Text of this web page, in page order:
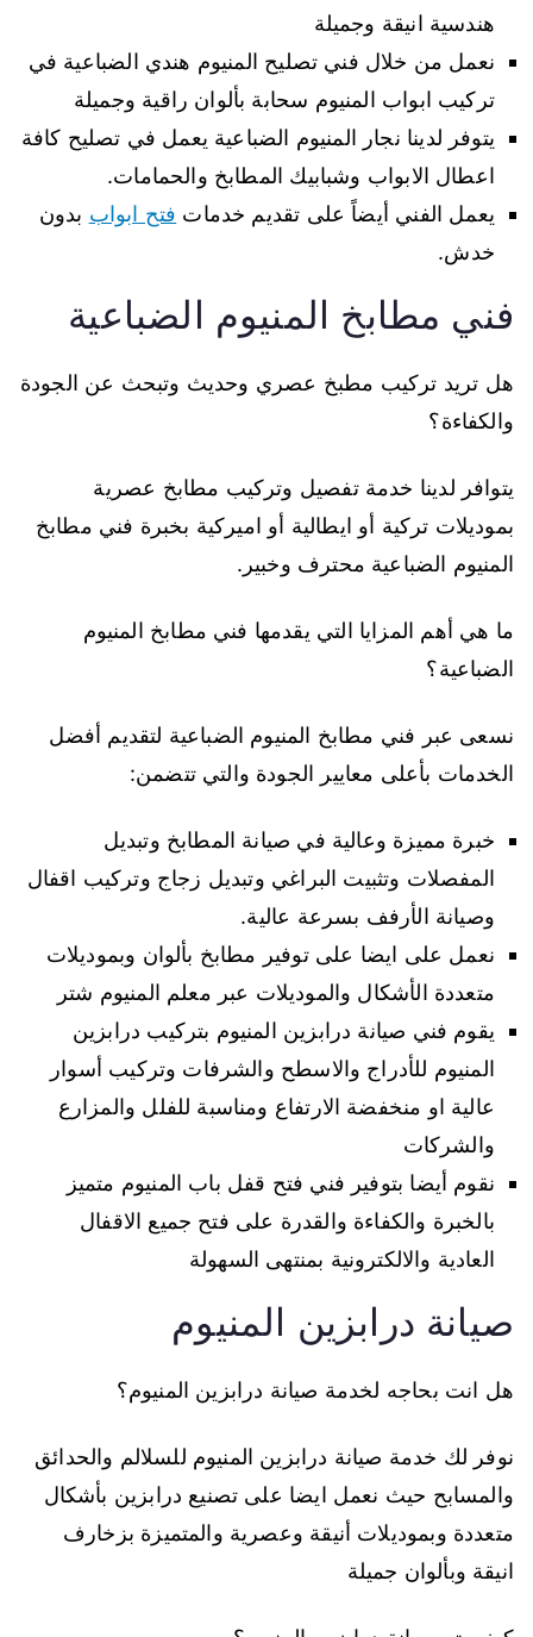
هندسية انيقة وجميلة
نعمل من خلال فني تصليح المنيوم هندي الضباعية في
تركيب ابواب المنيوم سحابة بألوان راقية وجميلة
يتوفر لدينا نجار المنيوم الضباعية يعمل في تصليح كافة
اعطال الابواب وشبابيك المطابخ والحمامات.
يعمل الفني أيضاً على تقديم خدمات فتح ابواب بدون
خدش.
فني مطابخ المنيوم الضباعية
هل تريد تركيب مطبخ عصري وحديث وتبحث عن الجودة
والكفاءة؟
يتوافر لدينا خدمة تفصيل وتركيب مطابخ عصرية
بموديلات تركية أو ايطالية أو اميركية بخبرة فني مطابخ
المنيوم الضباعية محترف وخبير.
ما هي أهم المزايا التي يقدمها فني مطابخ المنيوم
الضباعية؟
نسعى عبر فني مطابخ المنيوم الضباعية لتقديم أفضل
الخدمات بأعلى معايير الجودة والتي تتضمن:
خبرة مميزة وعالية في صيانة المطابخ وتبديل
المفصلات وتثبيت البراغي وتبديل زجاج وتركيب اقفال
وصيانة الأرفف بسرعة عالية.
نعمل على ايضا على توفير مطابخ بألوان وبموديلات
متعددة الأشكال والموديلات عبر معلم المنيوم شتر
يقوم فني صيانة درابزين المنيوم بتركيب درابزين
المنيوم للأدراج والاسطح والشرفات وتركيب أسوار
عالية او منخفضة الارتفاع ومناسبة للفلل والمزارع
والشركات
نقوم أيضا بتوفير فني فتح قفل باب المنيوم متميز
بالخبرة والكفاءة والقدرة على فتح جميع الاقفال
العادية والالكترونية بمنتهى السهولة
صيانة درابزين المنيوم
هل انت بحاجه لخدمة صيانة درابزين المنيوم؟
نوفر لك خدمة صيانة درابزين المنيوم للسلالم والحدائق
والمسابح حيث نعمل ايضا على تصنيع درابزين بأشكال
متعددة وبموديلات أنيقة وعصرية والمتميزة بزخارف
انيقة وبألوان جميلة